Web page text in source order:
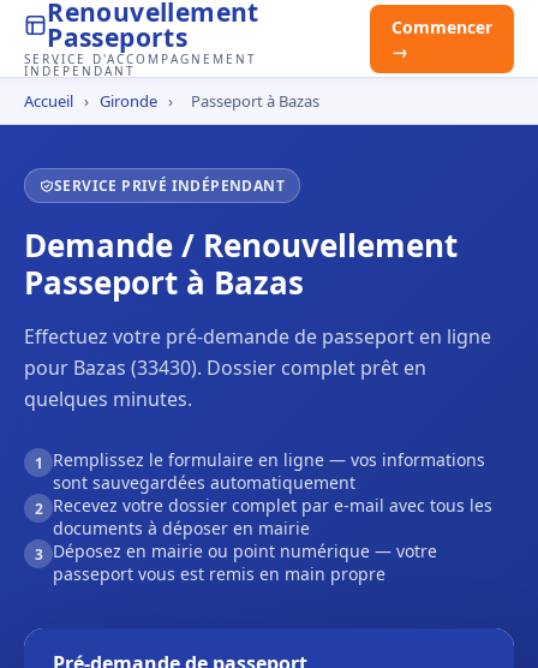
Renouvellement
Passeports
SERVICE D'ACCOMPAGNEMENT
INDÉPENDANT
Commencer
→
Accueil › Gironde › Passeport à Bazas
SERVICE PRIVÉ INDÉPENDANT
Demande / Renouvellement
Passeport à Bazas
Effectuez votre pré-demande de passeport en ligne
pour Bazas (33430). Dossier complet prêt en
quelques minutes.
1
Remplissez le formulaire en ligne — vos informations
sont sauvegardées automatiquement
2 Recevez votre dossier complet par e-mail avec tous les
documents à déposer en mairie
3 Déposez en mairie ou point numérique — votre
passeport vous est remis en main propre